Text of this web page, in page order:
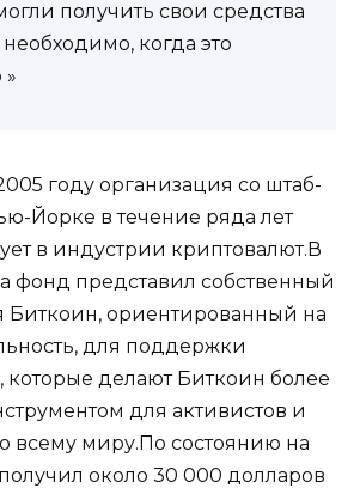
получить свои средства
необходимо, когда это
году организация со штаб-
Йорке в течение ряда лет
в индустрии криптовалют.В
фонд представил собственный
Биткоин, ориентированный на
для поддержки
которые делают Биткоин более
для активистов и
всему миру.По состоянию на
около 30 000 долларов